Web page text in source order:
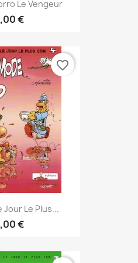
Le Vengeur
€
Jour Le Plus...
€
favorite_border